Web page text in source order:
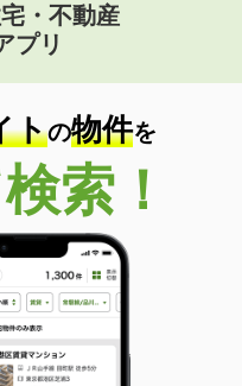
市国府町宮下
市皆生新田３
・不動産
プリ
トの物件を
索！